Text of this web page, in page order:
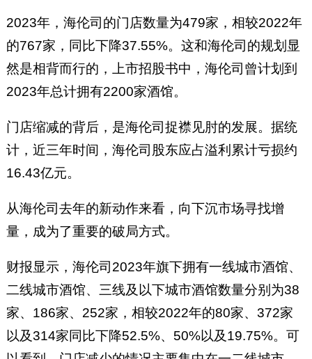
2023年，海伦司的门店数量为479家，相较2022年
的767家，同比下降37.55%。这和海伦司的规划显
然是相背而行的，上市招股书中，海伦司曾计划到
2023年总计拥有2200家酒馆。
门店缩减的背后，是海伦司捉襟见肘的发展。据统
计，近三年时间，海伦司股东应占溢利累计亏损约
16.43亿元。
从海伦司去年的新动作来看，向下沉市场寻找增
量，成为了重要的破局方式。
财报显示，海伦司2023年旗下拥有一线城市酒馆、
二线城市酒馆、三线及以下城市酒馆数量分别为38
家、186家、252家，相较2022年的80家、372家
以及314家同比下降52.5%、50%以及19.75%。可